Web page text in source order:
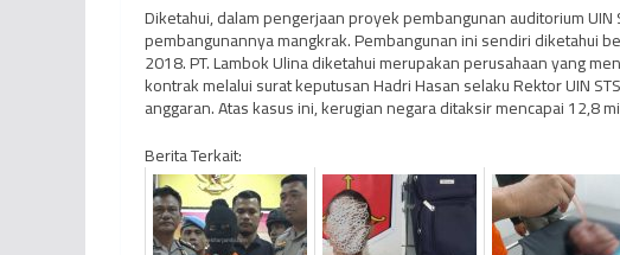
Diketahui, dalam pengerjaan proyek pembangunan auditorium
pembangunannya mangkrak. Pembangunan ini sendiri diketahui
2018. PT. Lambok Ulina diketahui merupakan perusahaan yang
kontrak melalui surat keputusan Hadri Hasan selaku Rektor UIN
anggaran. Atas kasus ini, kerugian negara ditaksir mencapai 12,8
Berita Terkait: